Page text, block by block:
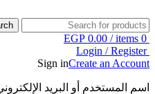
0
items
/
EGP 0.00
Login / Register
Sign inCreate an Account
اسم المستخدم أو البريد